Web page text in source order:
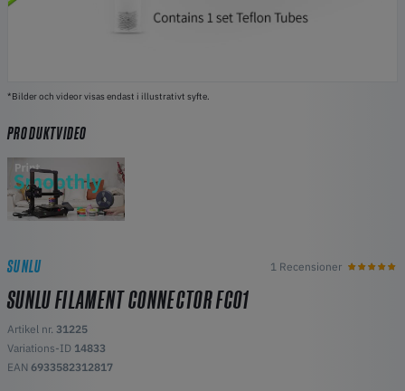
*Bilder och videor visas endast i illustrativt syfte.
PRODUKTVIDEO
SUNLU 1 Recensioner
SUNLU FILAMENT CONNECTOR FC01
Artikel nr. 31225
Variations-ID 14833
EAN 6933582312817